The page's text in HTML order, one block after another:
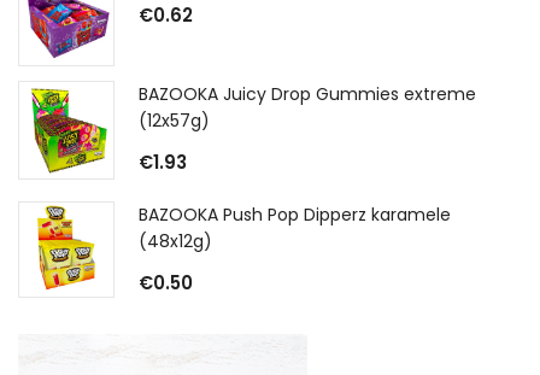
€0.62
BAZOOKA Juicy Drop Gummies extreme
(12x57g)
€1.93
BAZOOKA Push Pop Dipperz karamele
(48x12g)
€0.50